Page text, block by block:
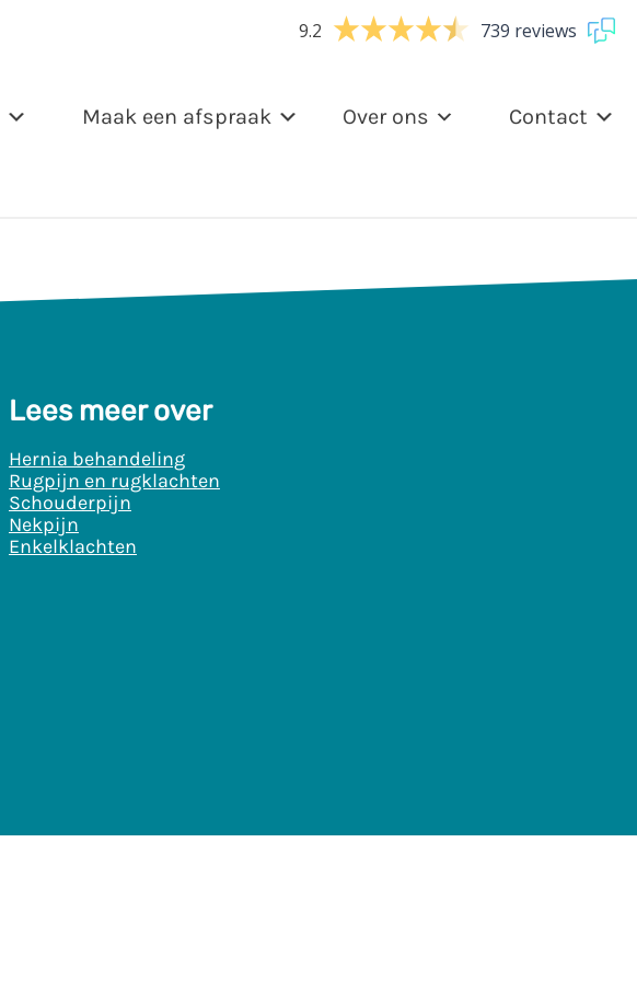
9.2 739 reviews
Maak een afspraak Over ons Contact
Lees meer over
Hernia behandeling
Rugpijn en rugklachten
Schouderpijn
Nekpijn
Enkelklachten